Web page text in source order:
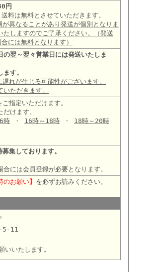
円
料は無料とさせていただきます。
異なることがあり発送が個別となりま
しますのでご了承ください。（発送
には無料となります）
の翌～翌々営業日には発送いたしま
す。
れが生じる可能性がございます。
ただきます。
指定いただけます。
けます。
時 ・ 16時～18時 ・ 18時～20時
集しております。
には会員登録が必要となります。
のお願い】 を必ずお読みください。
5-11
いたします。